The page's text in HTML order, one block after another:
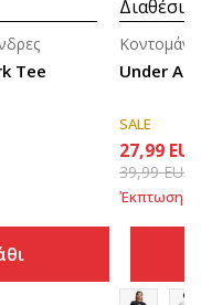
Tee Under
SALE
27,99 EUR
39,99EUR
Έκπτωση30